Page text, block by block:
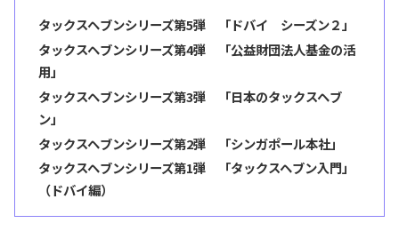
タックスヘブンシリーズ第5弾 「ドバイ シーズン２」
タックスヘブンシリーズ第4弾 「公益財団法人基金の活
用」
タックスヘブンシリーズ第3弾 「日本のタックスヘブ
ン」
タックスヘブンシリーズ第2弾 「シンガポール本社」
タックスヘブンシリーズ第1弾 「タックスヘブン入門」
（ドバイ編）